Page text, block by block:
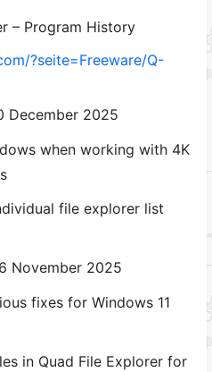
– Program History
?seite=Freeware/Q-
December 2025
when working with 4K
file explorer list
November 2025
fixes for Windows 11
in Quad File Explorer for